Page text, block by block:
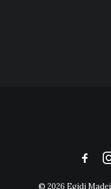
© 2026 Egidi